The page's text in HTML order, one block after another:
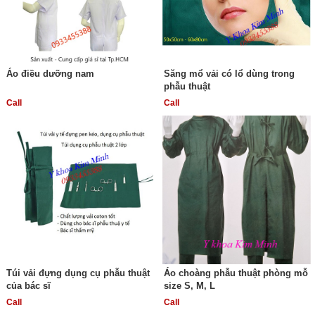
Áo điều dưỡng nam
Call
Săng mổ vải có lổ dùng trong
phẫu thuật
Call
Túi vải đựng dụng cụ phẫu thuật
của bác sĩ
Call
Áo choàng phẫu thuật phòng mỗ
size S, M, L
Call